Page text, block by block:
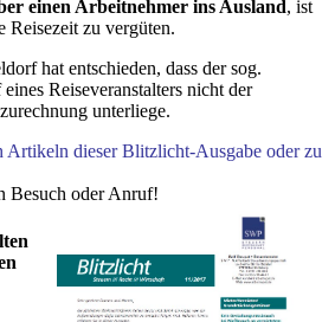
einen Arbeitnehmer ins Ausland, ist
Reisezeit zu vergüten.
hat entschieden, dass der sog.
Reiseveranstalters nicht der
unterliege.
Artikeln dieser Blitzlicht-Ausgabe oder zu
Besuch oder Anruf!